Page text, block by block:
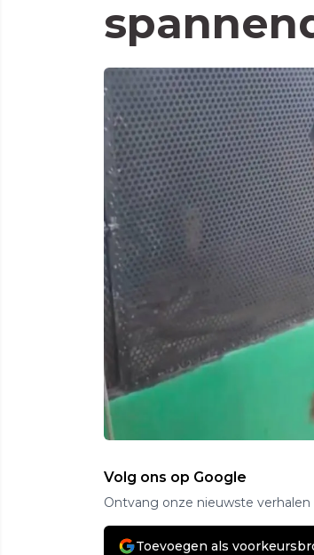
Volg ons op Google
Ontvang onze nieuwste verhalen
Toevoegen als